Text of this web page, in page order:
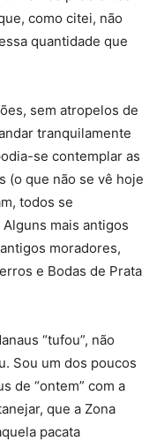
como citei, não
quantidade que
sem atropelos de
tranquilamente
se contemplar as
(o que não se vê hoje
todos se
mais antigos
moradores,
e Bodas de Prata
“tufou”, não
Sou um dos poucos
de “ontem” com a
que a Zona
pacata